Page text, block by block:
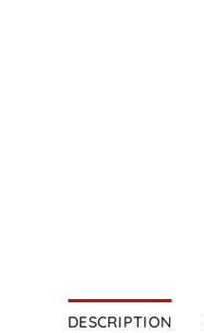
DESCRIPTION